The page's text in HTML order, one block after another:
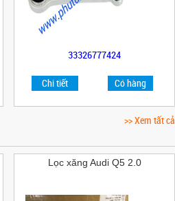
33326777424
Chi tiết Có hàng
>> Xem tất cả
Lọc xăng Audi Q5 2.0